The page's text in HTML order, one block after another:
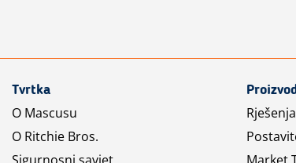
Tvrtka
O Mascusu
O Ritchie Bros.